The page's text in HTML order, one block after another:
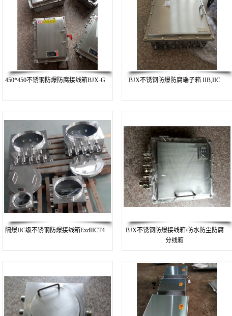
450*450不锈钢防爆防腐接线箱BJX-G BJX不锈钢防爆防腐端子箱 IIB,IIC
隔爆IIC级不锈钢防爆接线箱ExdIICT4
BJX不锈钢防爆接线箱/防水防尘防腐
分线箱